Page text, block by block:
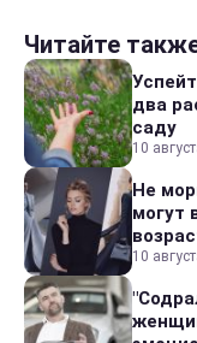
Читайте
два
саду
10
Не
могут
10